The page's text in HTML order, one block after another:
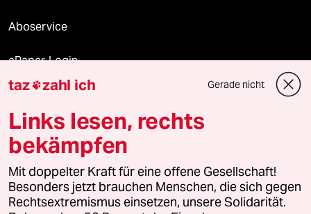
Aboservice
ePaper Login
Downloads für Abonnierende
© 2026 taz Verlags und Vertriebs GmbH
Alle Rechte vorbehalten. Bei rechtlichen Fragen oder für Genehmigungen
wenden Sie sich bitte an
lizenzen@taz.de
taz zahl ich Gerade nicht
Links lesen, rechts
bekämpfen
Mit doppelter Kraft für eine offene Gesellschaft!
Besonders jetzt brauchen Menschen, die sich gegen
Rechtsextremismus einsetzen, unsere Solidarität.